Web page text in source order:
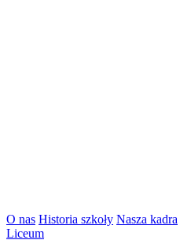
O nas Historia szkoły Nasza kadra
Liceum